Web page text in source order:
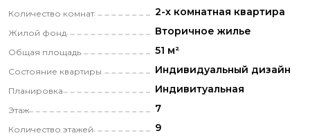
Количество комнат 2-х комнатная квартира
Жилой фонд Вторичное жилье
Общая площадь 51 м²
Состояние квартиры Индивидуальный дизайн
Планировка Индивитуальная
Этаж 7
Количество этажей 9